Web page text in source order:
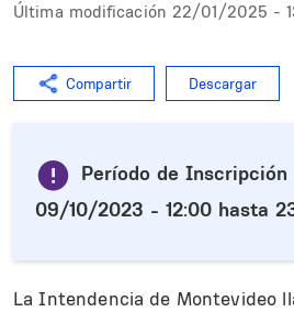
Última modificación 22/01/2025 -
Compartir Descargar
Período de Inscripción
09/10/2023 - 12:00 hasta
La Intendencia de Montevideo